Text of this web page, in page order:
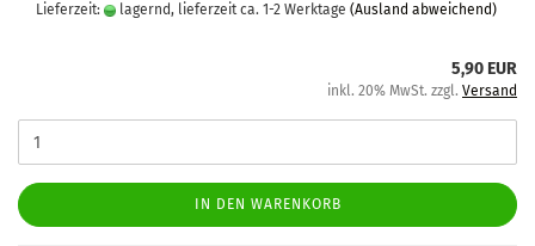
Lieferzeit:
lagernd, lieferzeit ca. 1-2 Werktage (Ausland abweichend)
5,90 EUR
inkl. 20% MwSt. zzgl. Versand
IN DEN WARENKORB